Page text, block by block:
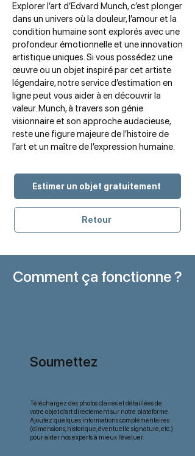
Explorer l’art d’Edvard Munch, c’est plonger
dans un univers où la douleur, l’amour et la
condition humaine sont explorés avec une
profondeur émotionnelle et une innovation
artistique uniques. Si vous possédez une
œuvre ou un objet inspiré par cet artiste
légendaire, notre service d’estimation en
ligne peut vous aider à en découvrir la
valeur. Munch, à travers son génie
visionnaire et son approche audacieuse,
reste une figure majeure de l’histoire de
l’art et un maître de l’expression humaine.
Estimer un objet gratuitement
Retour
Comment ça fonctionne ?
Soumettez
Téléchargez des photos claires et détaillées de
votre objet d’art directement sur notre plateforme.
Ajoutez quelques informations complémentaires
(dimensions, historique, éventuelle signature, etc.)
pour aider nos experts à mieux l’évaluer.